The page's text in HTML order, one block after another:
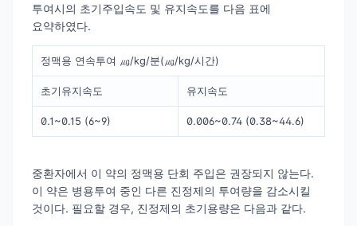
투여시의 초기주입속도 및 유지속도를 다음 표에
요약하였다.
정맥용 연속투여 ㎍/kg/분(㎍/kg/시간)
초기유지속도 유지속도
0.1~0.15 (6~9) 0.006~0.74 (0.38~44.6)
중환자에서 이 약의 정맥용 단회 주입은 권장되지 않는다.
이 약은 병용투여 중인 다른 진정제의 투여량을 감소시킬
것이다. 필요할 경우, 진정제의 초기용량은 다음과 같다.